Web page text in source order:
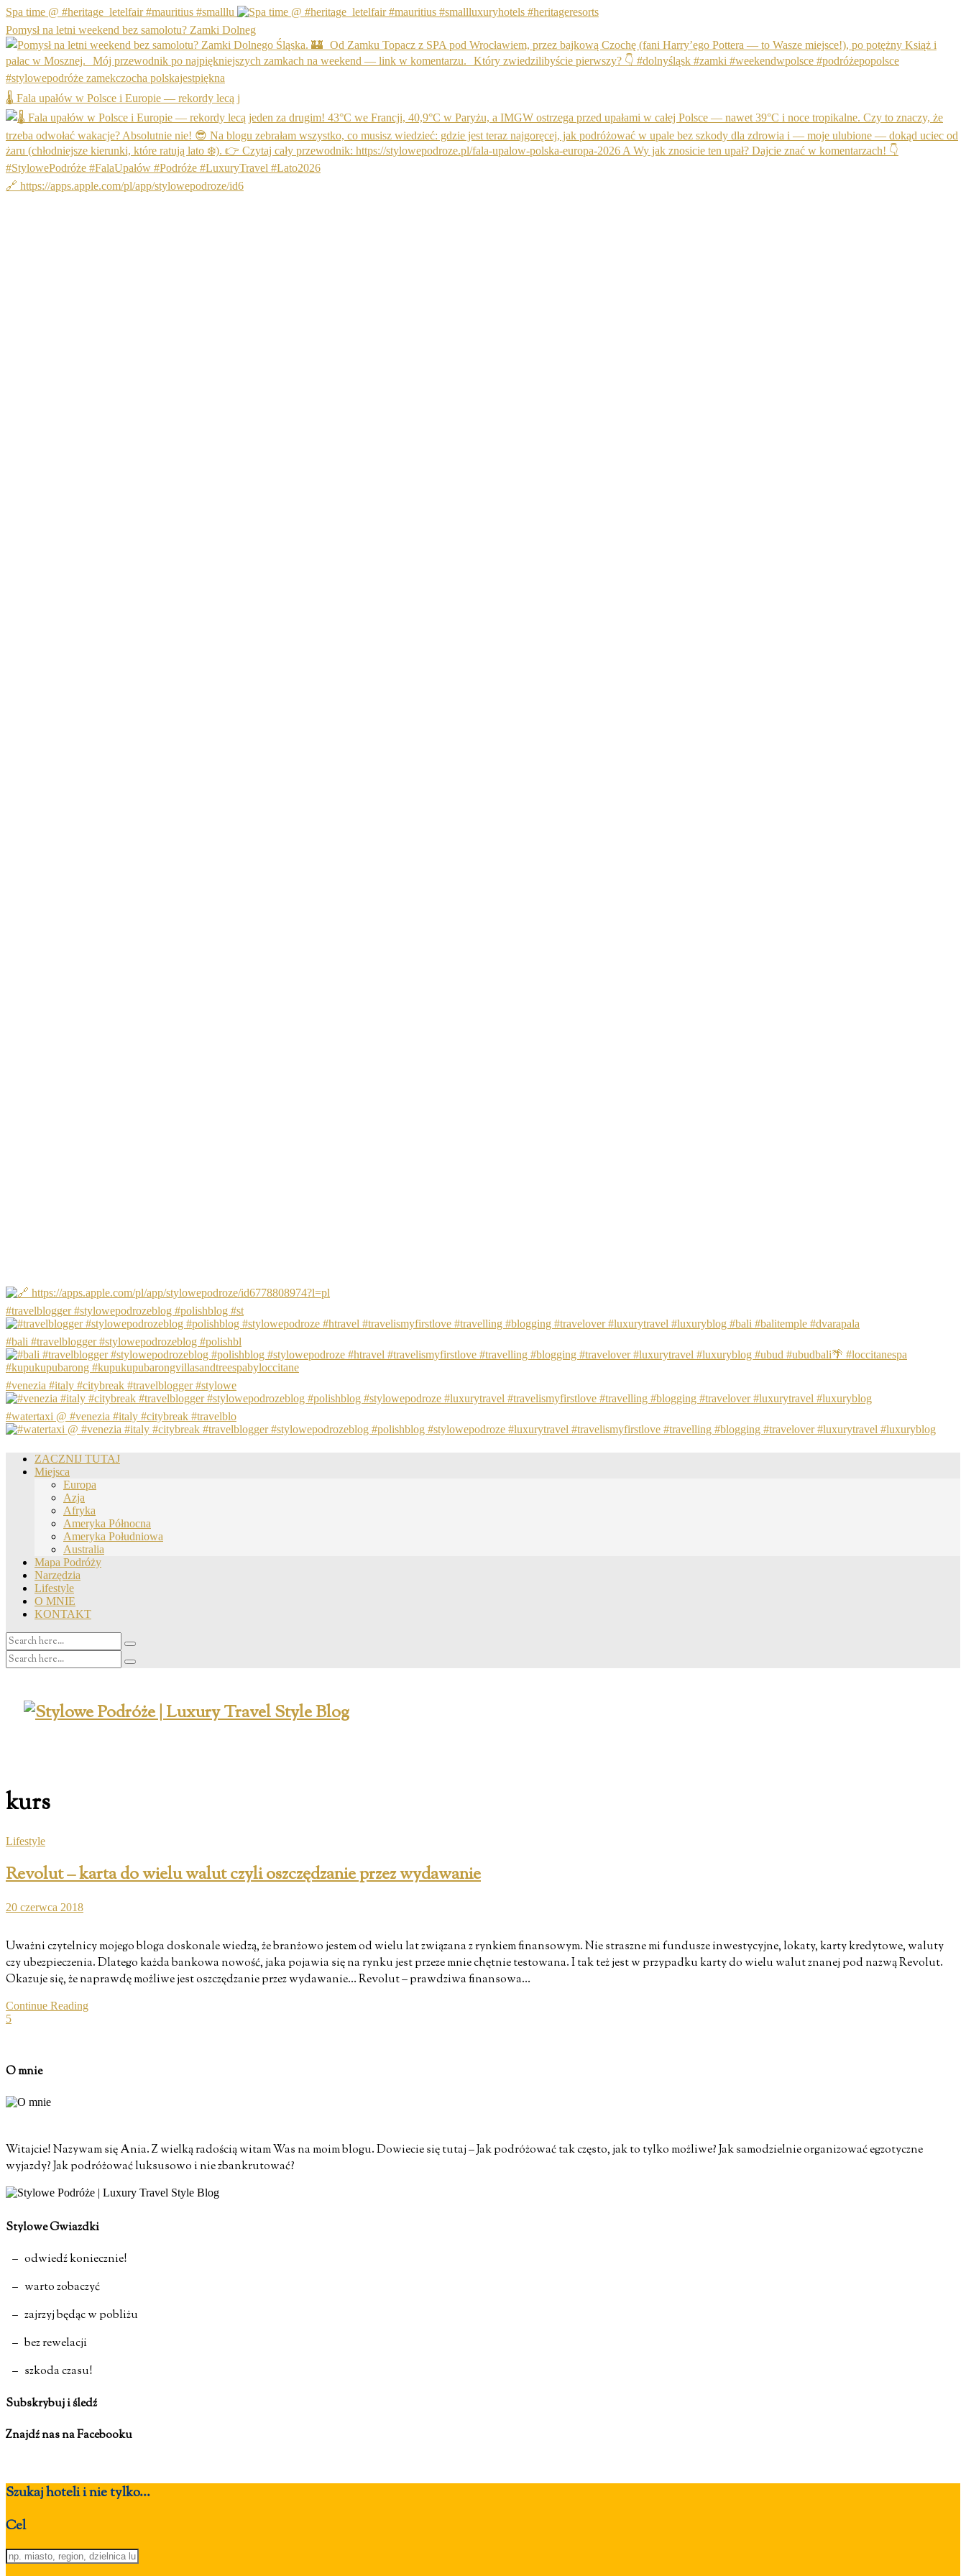
Spa time @ #heritage_letelfair #mauritius #smalllu
Pomysł na letni weekend bez samolotu? Zamki Dolneg
🌡️ Fala upałów w Polsce i Europie — rekordy lecą j
🔗 https://apps.apple.com/pl/app/stylowepodroze/id6
#travelblogger #stylowepodrozeblog #polishblog #st
#bali #travelblogger #stylowepodrozeblog #polishbl
#venezia #italy #citybreak #travelblogger #stylowe
#watertaxi @ #venezia #italy #citybreak #travelblo
ZACZNIJ TUTAJ
Miejsca
Europa
Azja
Afryka
Ameryka Północna
Ameryka Południowa
Australia
Mapa Podróży
Narzędzia
Lifestyle
O MNIE
KONTAKT
kurs
Lifestyle
Revolut – karta do wielu walut czyli oszczędzanie przez wydawanie
20 czerwca 2018
Uważni czytelnicy mojego bloga doskonale wiedzą, że branżowo jestem od wielu lat związana z rynkiem finansowym. Nie straszne mi fundusze inwestycyjne, lokaty, karty kredytowe, waluty
czy ubezpieczenia. Dlatego każda bankowa nowość, jaka pojawia się na rynku jest przeze mnie chętnie testowana. I tak też jest w przypadku karty do wielu walut znanej pod nazwą Revolut.
Okazuje się, że naprawdę możliwe jest oszczędzanie przez wydawanie… Revolut – prawdziwa finansowa…
Continue Reading
5
O mnie
Witajcie! Nazywam się Ania. Z wielką radością witam Was na moim blogu. Dowiecie się tutaj – Jak podróżować tak często, jak to tylko możliwe? Jak samodzielnie organizować egzotyczne
wyjazdy? Jak podróżować luksusowo i nie zbankrutować?
Stylowe Gwiazdki
– odwiedź koniecznie!
– warto zobaczyć
– zajrzyj będąc w pobliżu
– bez rewelacji
– szkoda czasu!
Subskrybuj i śledź
Znajdź nas na Facebooku
Szukaj hoteli i nie tylko...
Cel